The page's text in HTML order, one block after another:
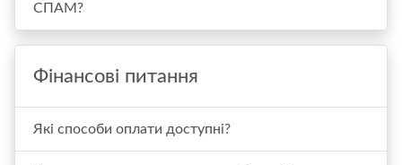
СПАМ?
Фінансові питання
Які способи оплати доступні?